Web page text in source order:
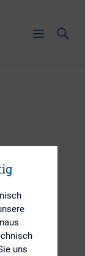
&
IR-
uns